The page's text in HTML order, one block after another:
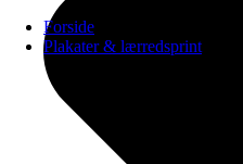
Forside
Plakater & lærredsprint